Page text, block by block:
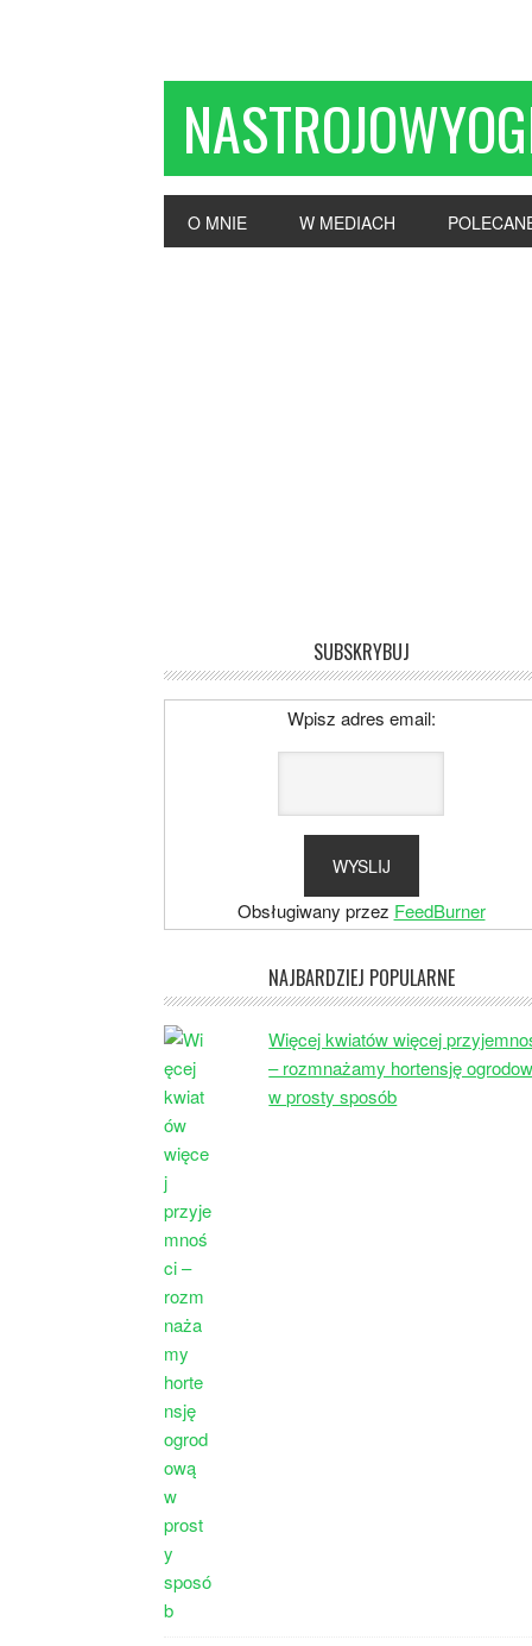
O MNIE W MEDIACH
SUBSKRYBUJ
Wpisz adres email:
Obsługiwany przez FeedBurner
NAJBARDZIEJ POPULARNE
Więcej kwiatów więcej
– rozmnażamy hortensję
w prosty sposób